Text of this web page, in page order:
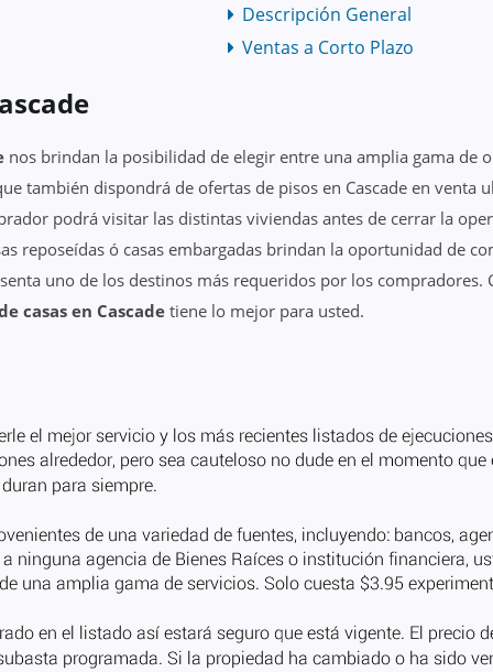
Descripción General
Ventas a Corto Plazo
nos brindan la posibilidad de elegir entre una amplia gama de
también dispondrá de ofertas de pisos en Cascade en venta
podrá visitar las distintas viviendas antes de cerrar la
reposeídas ó casas embargadas brindan la oportunidad de
uno de los destinos más requeridos por los
casas en Cascade tiene lo mejor para usted.